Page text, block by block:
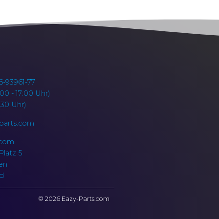
93961-77
- 17:00 Uhr)
Uhr)
5
© 2026Eazy-Parts.com